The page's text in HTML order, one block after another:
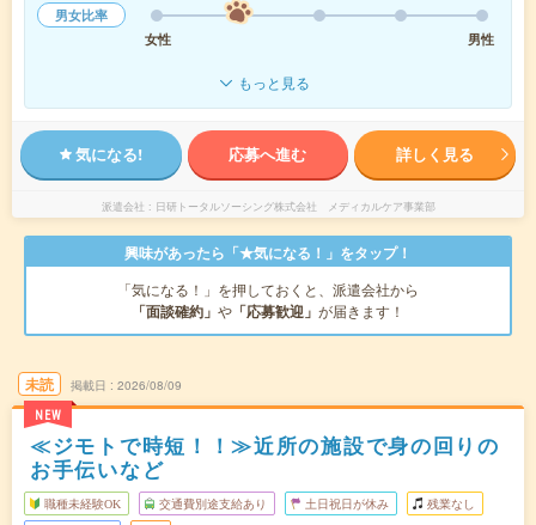
男女比率
女性
男性
もっと見る
気になる! 応募へ進む 詳しく見る
派遣会社 日研トータルソーシング株式会社 メディカルケア事業部
興味があったら「★気になる！」をタップ！
「気になる！」を押しておくと、派遣会社から
「面談確約」 や 「応募歓迎」 が届きます！
未読
NEW
掲載日 2026/08/09
≪ジモトで時短！！≫近所の施設で身の回りの
お手伝いなど
職種未経験OK 交通費別途支給あり 土日祝日が休み 残業なし